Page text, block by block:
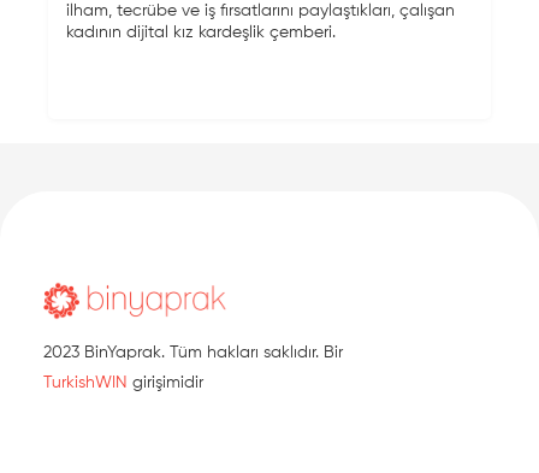
ilham, tecrübe ve iş fırsatlarını paylaştıkları, çalışan
kadının dijital kız kardeşlik çemberi.
2023 BinYaprak. Tüm hakları saklıdır. Bir
TurkishWIN girişimidir